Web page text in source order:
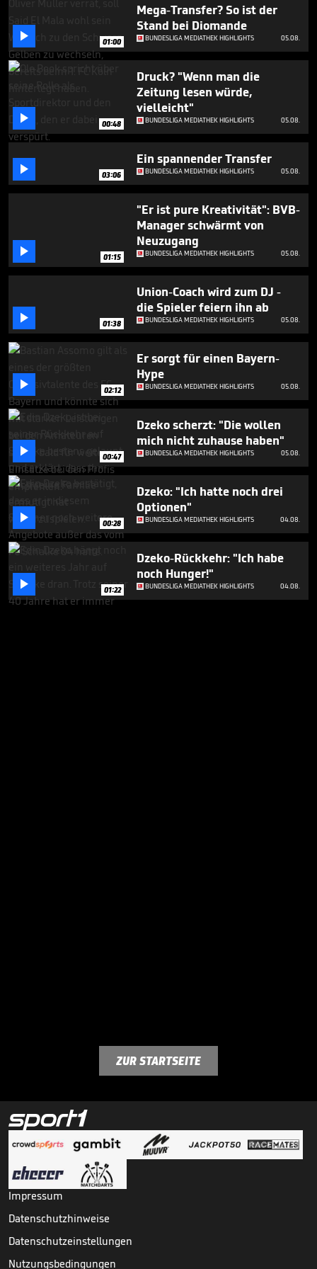
 01:00
Mega-Transfer? So ist der
Stand bei Diomande
BUNDESLIGA MEDIATHEK HIGHLIGHTS 05.08.
 00:48
Druck? "Wenn man die
Zeitung lesen würde,
vielleicht"
BUNDESLIGA MEDIATHEK HIGHLIGHTS 05.08.
 03:06
Ein spannender Transfer
BUNDESLIGA MEDIATHEK HIGHLIGHTS 05.08.
 01:15
"Er ist pure Kreativität": BVB-
Manager schwärmt von
Neuzugang
BUNDESLIGA MEDIATHEK HIGHLIGHTS 05.08.
 01:38
Union-Coach wird zum DJ -
die Spieler feiern ihn ab
BUNDESLIGA MEDIATHEK HIGHLIGHTS 05.08.
 02:12
Er sorgt für einen Bayern-
Hype
BUNDESLIGA MEDIATHEK HIGHLIGHTS 05.08.
 00:47
Dzeko scherzt: "Die wollen
mich nicht zuhause haben"
BUNDESLIGA MEDIATHEK HIGHLIGHTS 05.08.
 00:28
Dzeko: "Ich hatte noch drei
Optionen"
BUNDESLIGA MEDIATHEK HIGHLIGHTS 04.08.
 01:22
Dzeko-Rückkehr: "Ich habe
noch Hunger!"
BUNDESLIGA MEDIATHEK HIGHLIGHTS 04.08.
ZUR STARTSEITE
Impressum
Datenschutzhinweise
Datenschutzeinstellungen
Nutzungsbedingungen